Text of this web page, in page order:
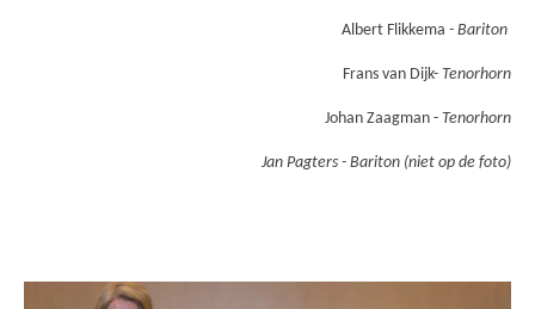
Albert Flikkema - Bariton
Frans van Dijk- Tenorhorn
Johan Zaagman - Tenorhorn
Jan Pagters - Bariton (niet op de foto)